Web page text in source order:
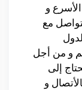
و
مع
و من أجل
إلى
و